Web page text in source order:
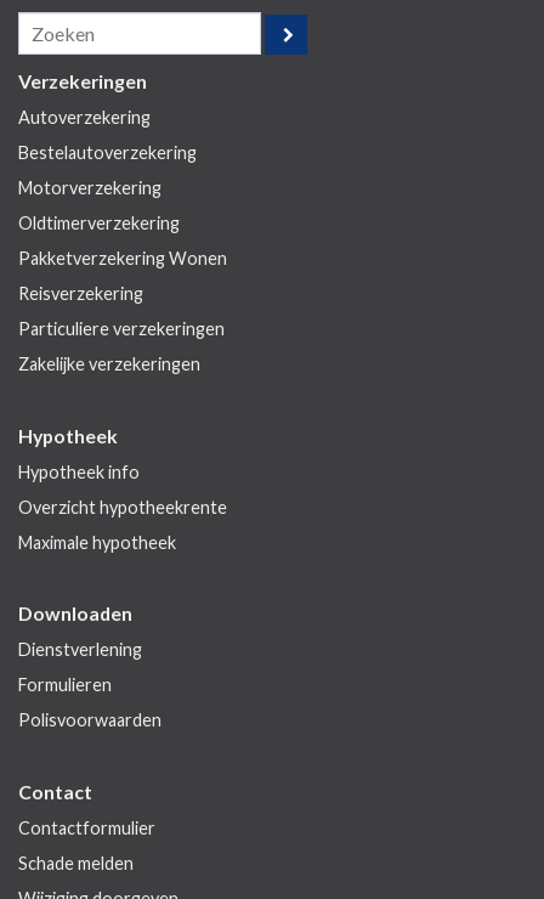
Verzekeringen
Autoverzekering
Bestelautoverzekering
Motorverzekering
Oldtimerverzekering
Pakketverzekering Wonen
Reisverzekering
Particuliere verzekeringen
Zakelijke verzekeringen
Hypotheek
Hypotheek info
Overzicht hypotheekrente
Maximale hypotheek
Downloaden
Dienstverlening
Formulieren
Polisvoorwaarden
Contact
Contactformulier
Schade melden